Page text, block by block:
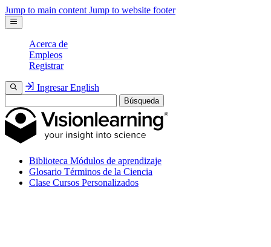
Jump to main content Jump to website footer
Acerca de
Empleos
Registrar
Ingresar English
Búsqueda
Biblioteca Módulos de aprendizaje
Glosario Términos de la Ciencia
Clase Cursos Personalizados